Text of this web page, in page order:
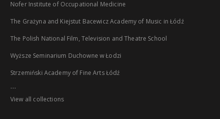
Nofer Institute of Occupational Medicine
The Grażyna and Kiejstut Bacewicz Academy of Music in Łódź
The Polish National Film, Television and Theatre School
Wyższe Seminarium Duchowne w Łodzi
Strzemiński Academy of Fine Arts Łódź
...
View all collections